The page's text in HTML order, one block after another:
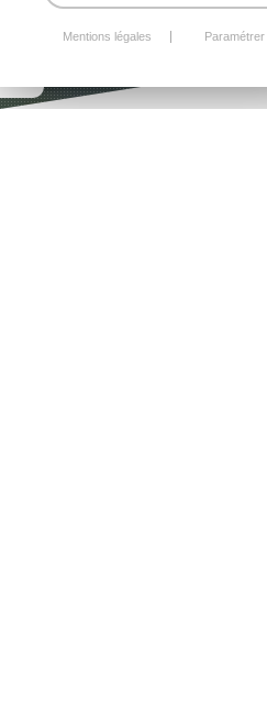
Mentions légales Paramétrer